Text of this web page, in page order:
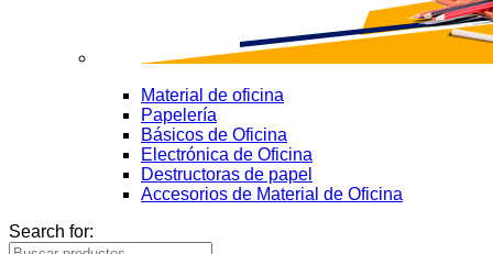
Material de oficina
Papelería
Básicos de Oficina
Electrónica de Oficina
Destructoras de papel
Accesorios de Material de Oficina
Search for: